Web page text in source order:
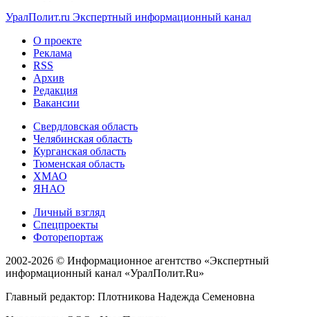
УралПолит.ru Экспертный информационный канал
О проекте
Реклама
RSS
Архив
Редакция
Вакансии
Свердловская область
Челябинская область
Курганская область
Тюменская область
ХМАО
ЯНАО
Личный взгляд
Спецпроекты
Фоторепортаж
2002-2026 © Информационное агентство «Экспертный
информационный канал «УралПолит.Ru»
Главный редактор: Плотникова Надежда Семеновна